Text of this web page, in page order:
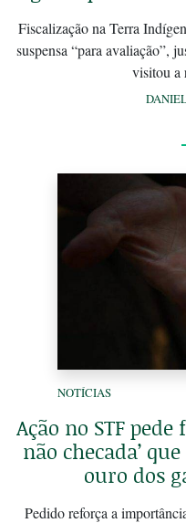
Fiscalização na Terra
suspensa “para avaliação”,
visitou a
NOTÍCIAS
Ação no STF
não checada’
ouro dos
Pedido reforça a